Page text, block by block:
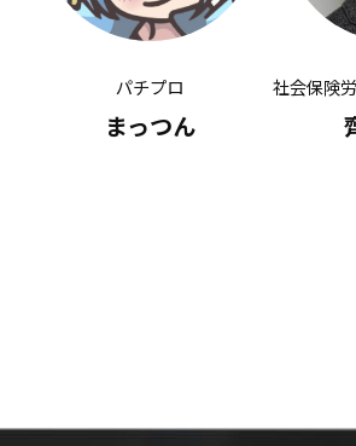
パチプロ
まっつん
社会保険